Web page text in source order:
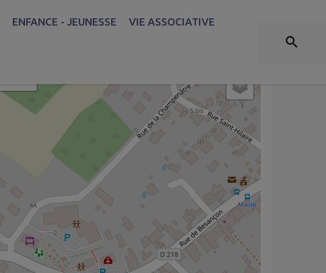
ENFANCE - JEUNESSE VIE ASSOCIATIVESIGNALER